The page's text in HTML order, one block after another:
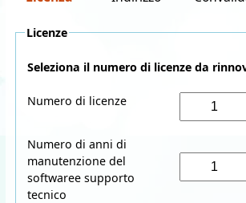
Licenze
Seleziona il numero di licenze da
Numero di licenze
Numero di anni di
manutenzione del
softwaree supporto
tecnico